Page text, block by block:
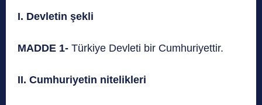
I. Devletin şekli
MADDE 1- Türkiye Devleti bir Cumhuriyettir.
II. Cumhuriyetin nitelikleri